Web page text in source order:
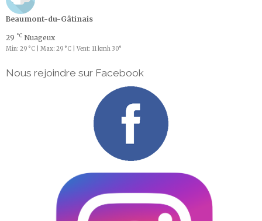
Beaumont-du-Gâtinais
29 °C Nuageux
Min: 29 °C | Max: 29 °C | Vent: 11 kmh 30°
Nous rejoindre sur Facebook